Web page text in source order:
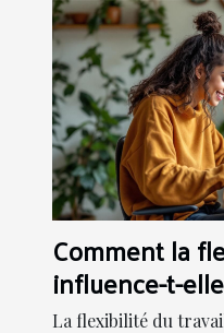
Comment la
influence-t-
La flexibilité du